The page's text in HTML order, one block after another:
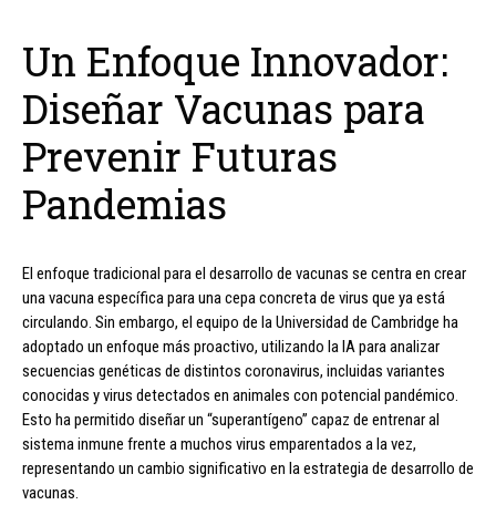
Un Enfoque Innovador:
Diseñar Vacunas para
Prevenir Futuras
Pandemias
El enfoque tradicional para el desarrollo de vacunas se centra en crear
una vacuna específica para una cepa concreta de virus que ya está
circulando. Sin embargo, el equipo de la Universidad de Cambridge ha
adoptado un enfoque más proactivo, utilizando la IA para analizar
secuencias genéticas de distintos coronavirus, incluidas variantes
conocidas y virus detectados en animales con potencial pandémico.
Esto ha permitido diseñar un “superantígeno” capaz de entrenar al
sistema inmune frente a muchos virus emparentados a la vez,
representando un cambio significativo en la estrategia de desarrollo de
vacunas.